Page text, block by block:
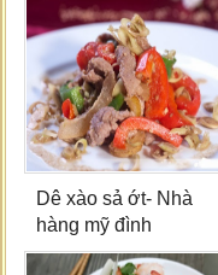
Dê xào sả ớt- Nhà
hàng mỹ đình